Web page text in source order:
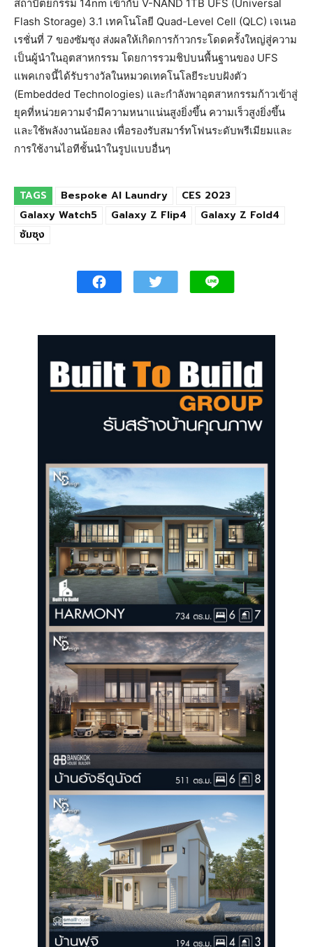
สถาปัตยกรรม 14nm เข้ากับ V-NAND 1TB UFS (Universal
Flash Storage) 3.1 เทคโนโลยี Quad-Level Cell (QLC) เจเนอ
เรชั่นที่ 7 ของซัมซุง ส่งผลให้เกิดการก้าวกระโดดครั้งใหญ่สู่ความ
เป็นผู้นำในอุตสาหกรรม โดยการรวมชิปบนพื้นฐานของ UFS
แพคเกจนี้ได้รับรางวัลในหมวดเทคโนโลยีระบบฝังตัว
(Embedded Technologies) และกำลังพาอุตสาหกรรมก้าวเข้าสู่
ยุคที่หน่วยความจำมีความหนาแน่นสูงยิ่งขึ้น ความเร็วสูงยิ่งขึ้น
และใช้พลังงานน้อยลง เพื่อรองรับสมาร์ทโฟนระดับพรีเมียมและ
การใช้งานไอทีชั้นนำในรูปแบบอื่นๆ
TAGS Bespoke AI Laundry
CES 2023
Galaxy Watch5
Galaxy Z Flip4
Galaxy Z Fold4
ซัมซุง